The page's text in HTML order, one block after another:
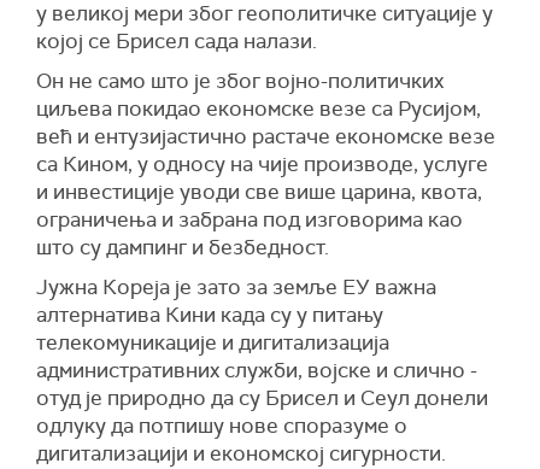
у великој мери због геополитичке ситуације у
којој се Брисел сада налази.
Он не само што је због војно-политичких
циљева покидао економске везе са Русијом,
већ и ентузијастично растаче економске везе
са Кином, у односу на чије производе, услуге
и инвестиције уводи све више царина, квота,
ограничења и забрана под изговорима као
што су дампинг и безбедност.
Јужна Кореја је зато за земље ЕУ важна
алтернатива Кини када су у питању
телекомуникације и дигитализација
административних служби, војске и слично -
отуд је природно да су Брисел и Сеул донели
одлуку да потпишу нове споразуме о
дигитализацији и економској сигурности.